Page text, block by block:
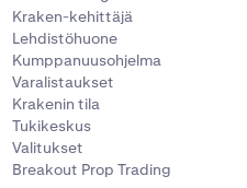
Kraken-kehittäjä
Lehdistöhuone
Kumppanuusohjelma
Varalistaukset
Krakenin tila
Tukikeskus
Valitukset
Breakout Prop Trading